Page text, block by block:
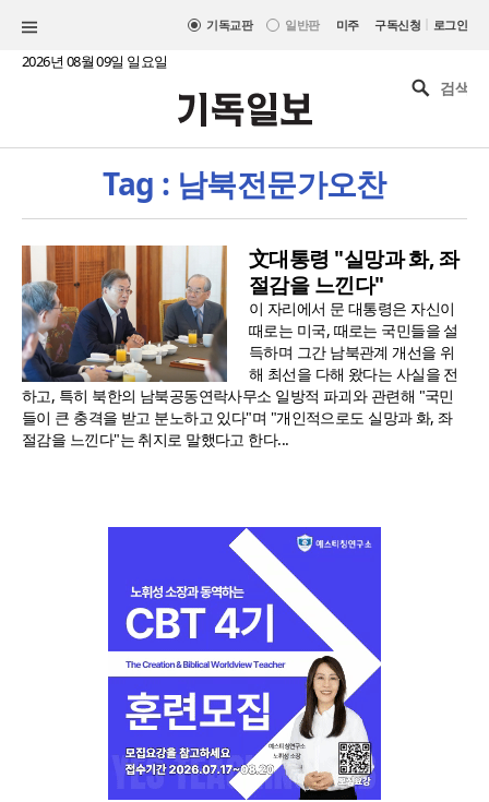
기독교판 일반판 미주 구독신청 | 로그인
2026년 08월 09일 일요일
Tag : 남북전문가오찬
文대통령 "실망과 화, 좌
절감을 느낀다"
이 자리에서 문 대통령은 자신이
때로는 미국, 때로는 국민들을 설
득하며 그간 남북관계 개선을 위
해 최선을 다해 왔다는 사실을 전
하고, 특히 북한의 남북공동연락사무소 일방적 파괴와 관련해 "국민
들이 큰 충격을 받고 분노하고 있다"며 "개인적으로도 실망과 화, 좌
절감을 느낀다"는 취지로 말했다고 한다...
느헤미야 연합기도회, ‘왕의 기도’로 나라·한국교회·다